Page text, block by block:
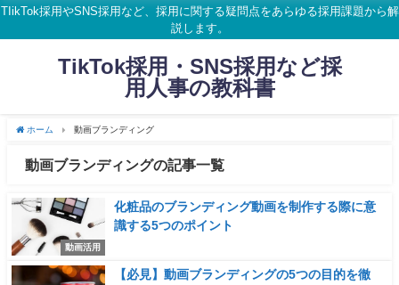
TIikTok採用やSNS採用など、採用に関する疑問点をあらゆる採用課題から解
説します。
TikTok採用・SNS採用など採
用人事の教科書
ホーム 動画ブランディング
動画ブランディングの記事一覧
動画活用
化粧品のブランディング動画を制作する際に意
識する5つのポイント
【必見】動画ブランディングの5つの目的を徹